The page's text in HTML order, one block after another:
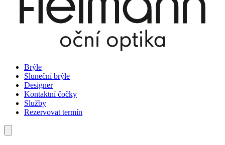
Brýle
Sluneční brýle
Designer
Kontaktní čočky
Služby
Rezervovat termín